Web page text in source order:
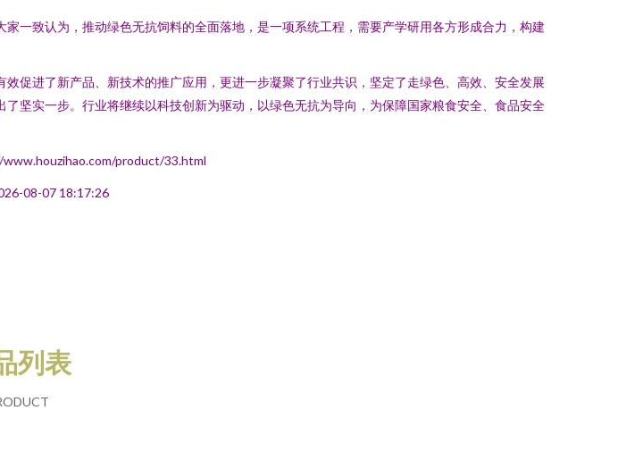
一致认为，推动绿色无抗饲料的全面落地，是一项系统工程，需要产学研用各方形成合力，构建
促进了新产品、新技术的推广应用，更进一步凝聚了行业共识，坚定了走绿色、高效、安全发展
坚实一步。行业将继续以科技创新为驱动，以绿色无抗为导向，为保障国家粮食安全、食品安全
product/33.html
08-07 18:17:26
列表